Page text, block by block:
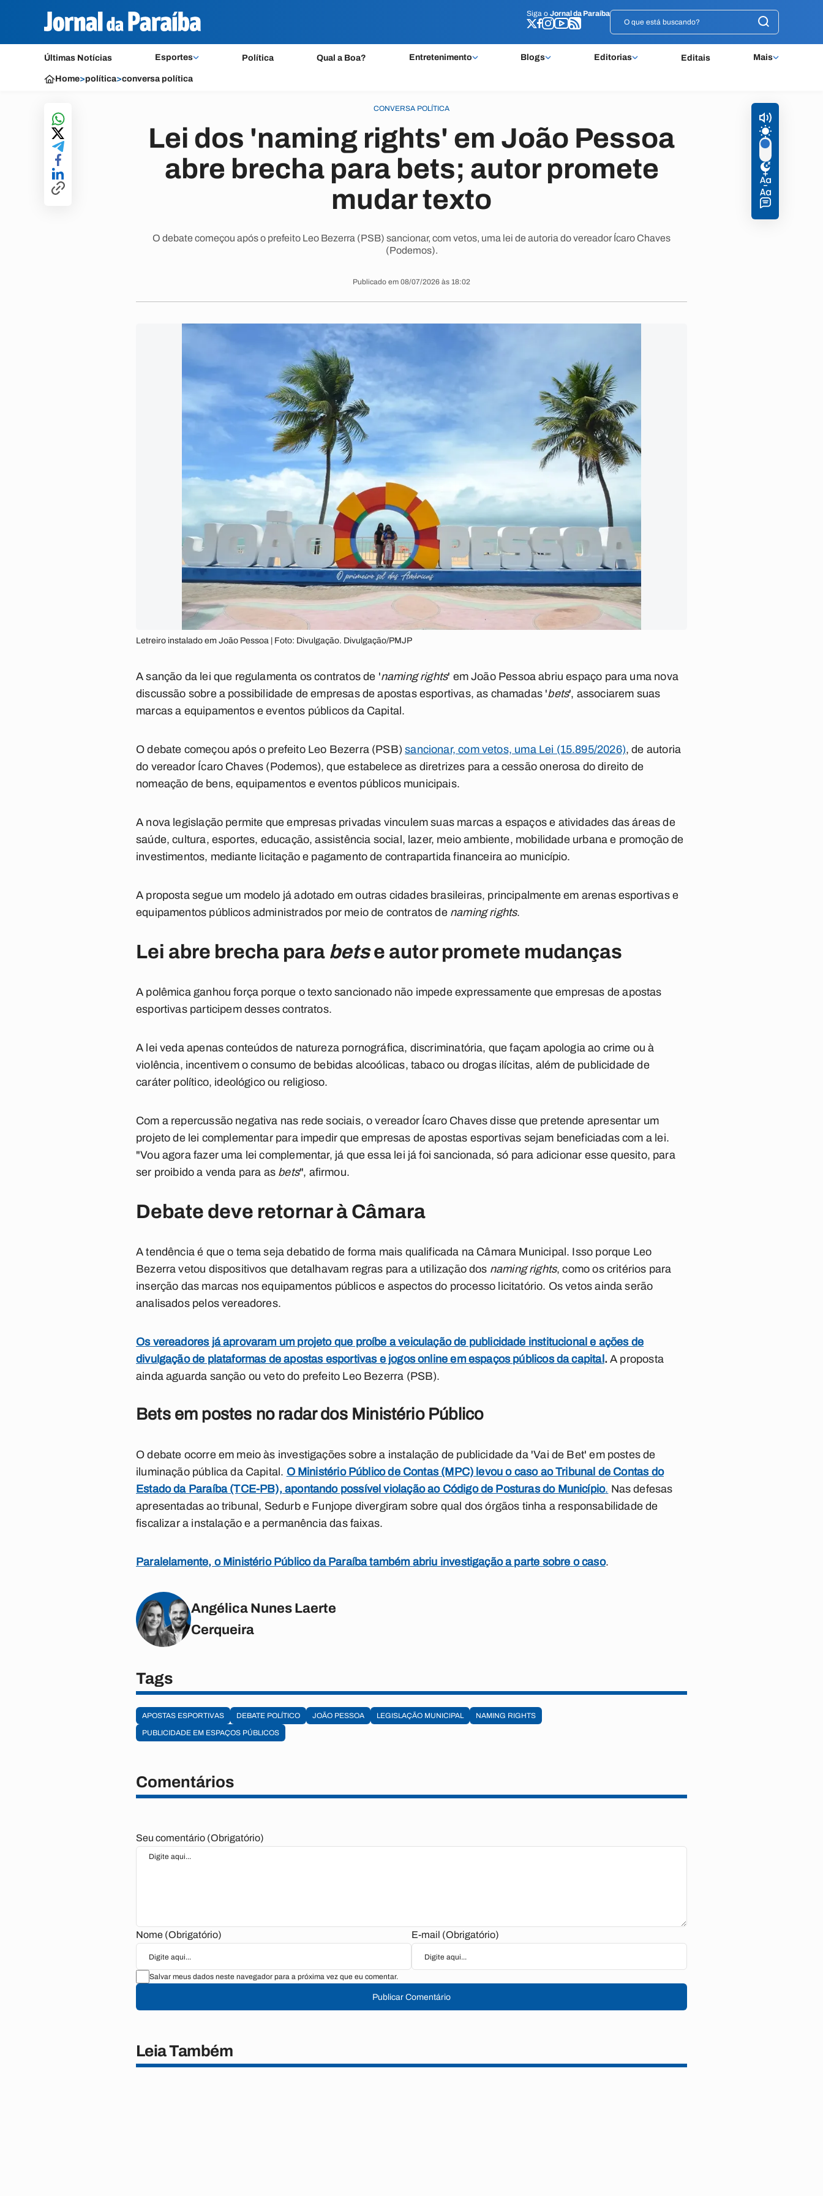
Siga o Jornal da Paraíba
Últimas Notícias Esportes Política Qual a Boa? Entretenimento Blogs Editorias Editais Mais
Siga o Jornal da Paraíba
Home>política>conversa política
CONVERSA POLÍTICA
Lei dos 'naming rights' em João Pessoa
abre brecha para bets; autor promete
mudar texto
O debate começou após o prefeito Leo Bezerra (PSB) sancionar, com vetos, uma lei de autoria do vereador Ícaro Chaves
(Podemos).
Publicado em 08/07/2026 às 18:02
Letreiro instalado em João Pessoa | Foto: Divulgação. Divulgação/PMJP
A sanção da lei que regulamenta os contratos de 'naming rights' em João Pessoa abriu espaço para uma nova
discussão sobre a possibilidade de empresas de apostas esportivas, as chamadas 'bets', associarem suas
marcas a equipamentos e eventos públicos da Capital.
O debate começou após o prefeito Leo Bezerra (PSB)sancionar, com vetos, uma Lei (15.895/2026), de autoria
do vereador Ícaro Chaves (Podemos), que estabelece as diretrizes para a cessão onerosa do direito de
nomeação de bens, equipamentos e eventos públicos municipais.
A nova legislação permite que empresas privadas vinculem suas marcas a espaços e atividades das áreas de
saúde, cultura, esportes, educação, assistência social, lazer, meio ambiente, mobilidade urbana e promoção de
investimentos, mediante licitação e pagamento de contrapartida financeira ao município.
A proposta segue um modelo já adotado em outras cidades brasileiras, principalmente em arenas esportivas e
equipamentos públicos administrados por meio de contratos de naming rights.
Lei abre brecha para betse autor promete mudanças
A polêmica ganhou força porque o texto sancionado não impede expressamente que empresas de apostas
esportivas participem desses contratos.
A lei veda apenas conteúdos de natureza pornográfica, discriminatória, que façam apologia ao crime ou à
violência, incentivem o consumo de bebidas alcoólicas, tabaco ou drogas ilícitas, além de publicidade de
caráter político, ideológico ou religioso.
Com a repercussão negativa nas rede sociais, o vereador Ícaro Chaves disse que pretende apresentar um
projeto de lei complementar para impedir que empresas de apostas esportivas sejam beneficiadas com a lei.
"Vou agora fazer uma lei complementar, já que essa lei já foi sancionada, só para adicionar esse quesito, para
ser proibido a venda para as bets", afirmou.
Debate deve retornar à Câmara
A tendência é que o tema seja debatido de forma mais qualificada na Câmara Municipal. Isso porque Leo
Bezerra vetou dispositivos que detalhavam regras para a utilização dos naming rights, como os critérios para
inserção das marcas nos equipamentos públicos e aspectos do processo licitatório. Os vetos ainda serão
analisados pelos vereadores.
Os vereadores já aprovaram um projeto que proíbe a veiculação de publicidade institucional e ações de
divulgação de plataformas de apostas esportivas e jogos online em espaços públicos da capital .A proposta
ainda aguarda sanção ou veto do prefeito Leo Bezerra (PSB).
Bets em postes no radar dos Ministério Público
O debate ocorre em meio às investigações sobre a instalação de publicidade da 'Vai de Bet' em postes de
iluminação pública da Capital. O Ministério Público de Contas (MPC) levou o caso ao Tribunal de Contas do
Estado da Paraíba (TCE-PB), apontando possível violação ao Código de Posturas do Município. Nas defesas
apresentadas ao tribunal, Sedurb e Funjope divergiram sobre qual dos órgãos tinha a responsabilidade de
fiscalizar a instalação e a permanência das faixas.
Paralelamente, o Ministério Público da Paraíba também abriu investigação a parte sobre o caso.
Angélica Nunes Laerte
Cerqueira
Tags
APOSTAS ESPORTIVAS DEBATE POLÍTICO JOÃO PESSOA LEGISLAÇÃO MUNICIPAL
NAMING RIGHTS
PUBLICIDADE EM ESPAÇOS PÚBLICOS
Comentários
Seu comentário (Obrigatório)
Nome (Obrigatório) E-mail (Obrigatório)
Salvar meus dados neste navegador para a próxima vez que eu comentar.
Publicar Comentário
Leia Também